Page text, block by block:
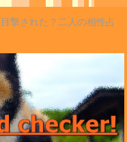
撃された？二人の相性占